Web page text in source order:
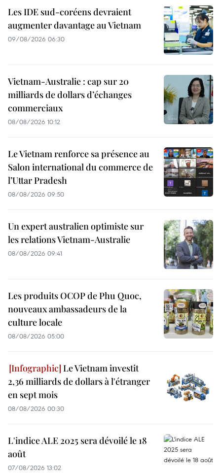
Les IDE sud-coréens devraient
augmenter davantage au Vietnam
09/08/2026 06:30
Vietnam-Australie : cap sur 20
milliards de dollars d’échanges
commerciaux
08/08/2026 10:12
Le Vietnam renforce sa présence au
Salon international du commerce de
l’Uttar Pradesh
08/08/2026 09:50
Un expert australien optimiste sur
les relations Vietnam-Australie
08/08/2026 09:41
Les produits OCOP de Phu Quoc,
nouveaux ambassadeurs de la
culture locale
08/08/2026 05:00
Le Vietnam investit
2,36 milliards de dollars à l'étranger
en sept mois
08/08/2026 00:30
L'indice ALE 2025 sera dévoilé le 18
août
07/08/2026 13:02